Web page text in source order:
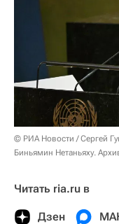
© РИА Новости / Сергей
Биньямин Нетаньяху.
Читать ria.ru в
Дзен